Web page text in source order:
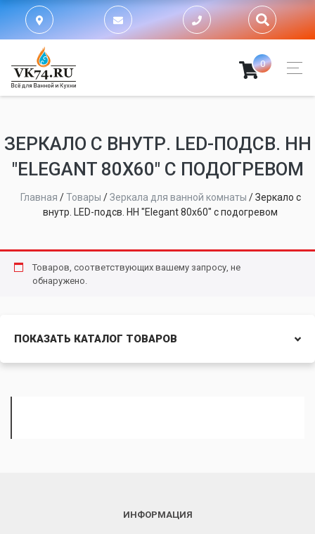
0
ЗЕРКАЛО С ВНУТР. LED-ПОДСВ. НН
"ELEGANT 80X60" С ПОДОГРЕВОМ
Главная /Товары /Зеркала для ванной комнаты /Зеркало с
внутр. LED-подсв. НН "Elegant 80x60" с подогревом
Товаров, соответствующих вашему запросу, не
обнаружено.
ПОКАЗАТЬ КАТАЛОГ ТОВАРОВ
ИНФОРМАЦИЯ